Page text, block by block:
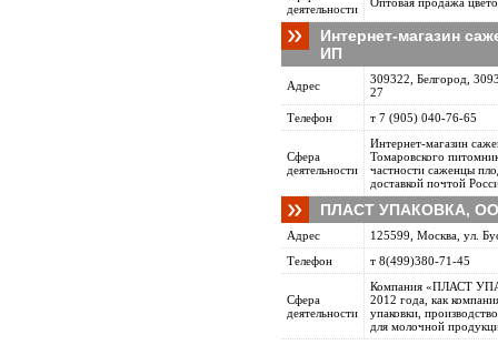
деятельности
Интернет-магазин
ИП
Адрес
309322, Белгород,
27
Телефон
т 7 (905) 040-76-65
Сфера
деятельности
Интернет-магазин
Томаровского
частности саженцы
доставкой почтой
ПЛАСТ УПАКОВКА,
Адрес
125599, Москва, ул.
Телефон
т 8(499)380-71-45
Сфера
деятельности
Компания «ПЛАСТ
2012 года, как
упаковки,
для молочной